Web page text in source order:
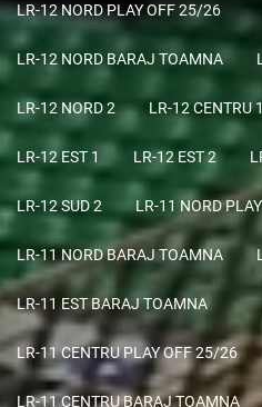
LR-12 NORD PLAY OFF 25/26
LR-12 NORD BARAJ TOAMNA
LR-12 NORD 2 LR-12 CENTRU 1
LR-12 EST 1 LR-12 EST 2
LR-12 SUD 2 LR-11 NORD
LR-11 NORD BARAJ TOAMNA
LR-11 EST BARAJ TOAMNA
LR-11 CENTRU PLAY OFF 25/26
LR-11 CENTRU BARAJ TOAMNA